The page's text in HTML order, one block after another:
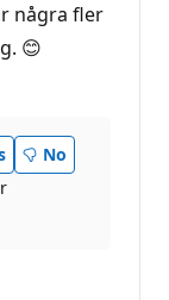
några fler
😊
No